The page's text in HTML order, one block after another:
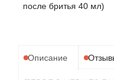
после бритья 40 мл)
Описание